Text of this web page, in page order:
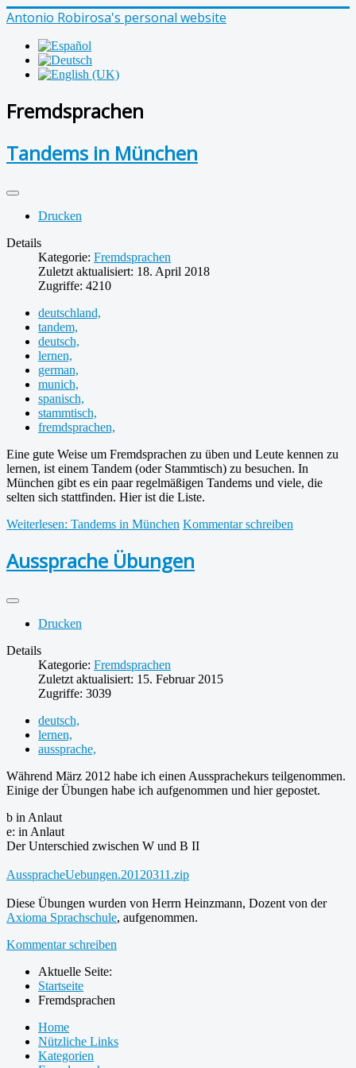
Antonio Robirosa's personal website
Fremdsprachen
Tandems in München
Drucken
Details
Kategorie: Fremdsprachen
Zuletzt aktualisiert: 18. April 2018
Zugriffe: 4210
deutschland,
tandem,
deutsch,
lernen,
german,
munich,
spanisch,
stammtisch,
fremdsprachen,
Eine gute Weise um Fremdsprachen zu üben und Leute kennen zu
lernen, ist einem Tandem (oder Stammtisch) zu besuchen. In
München gibt es ein paar regelmäßigen Tandems und viele, die
selten sich stattfinden. Hier ist die Liste.
Weiterlesen: Tandems in München Kommentar schreiben
Aussprache Übungen
Drucken
Details
Kategorie: Fremdsprachen
Zuletzt aktualisiert: 15. Februar 2015
Zugriffe: 3039
deutsch,
lernen,
aussprache,
Während März 2012 habe ich einen Aussprachekurs teilgenommen.
Einige der Übungen habe ich aufgenommen und hier gepostet.
b in Anlaut
e: in Anlaut
Der Unterschied zwischen W und B II
AusspracheUebungen.20120311.zip
Diese Übungen wurden von Herrn Heinzmann, Dozent von der
Axioma Sprachschule, aufgenommen.
Kommentar schreiben
Aktuelle Seite:
Startseite
Fremdsprachen
Home
Nützliche Links
Kategorien